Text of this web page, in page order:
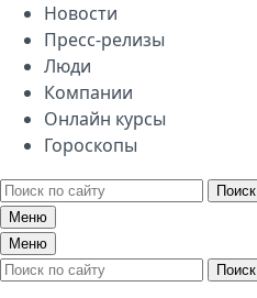
Новости
Пресс-релизы
Люди
Компании
Онлайн курсы
Гороскопы
Поиск
Меню
Меню
Поиск